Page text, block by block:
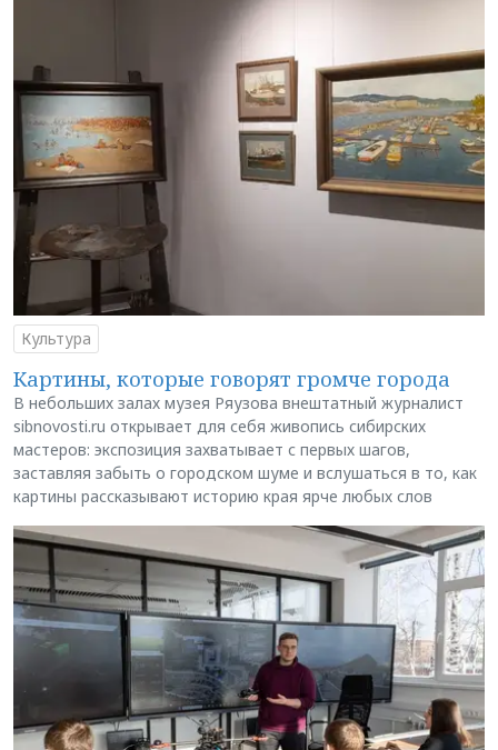
Культура
Картины, которые говорят громче города
В небольших залах музея Ряузова внештатный журналист
sibnovosti.ru открывает для себя живопись сибирских
мастеров: экспозиция захватывает с первых шагов,
заставляя забыть о городском шуме и вслушаться в то, как
картины рассказывают историю края ярче любых слов